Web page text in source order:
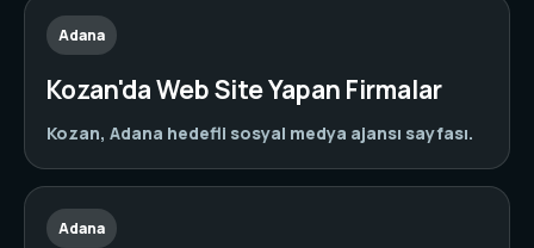
Adana
Kozan'da Web Site Yapan Firmalar
Kozan, Adana hedefli sosyal medya ajansı sayfası.
Adana